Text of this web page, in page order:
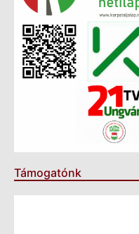
Támogatónk